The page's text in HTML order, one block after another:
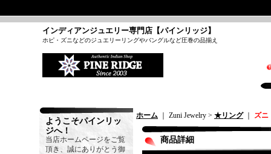
インディアンジュエリー専門店【パインリッジ】
ホピ・ズニなどのジュエリーリングやバングルなど圧巻の品揃え
ようこそパインリッ
ジへ！
当店ホームページをご覧
頂き、誠にありがとう御
ホーム ｜ Zuni Jewelry > ★リング｜ ズ
商品詳細